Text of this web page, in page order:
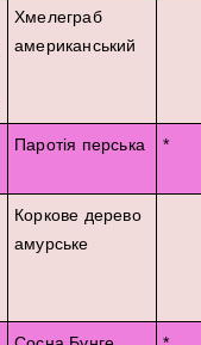
Хмелеграб
американський
Паротія перська *
Коркове дерево
амурське